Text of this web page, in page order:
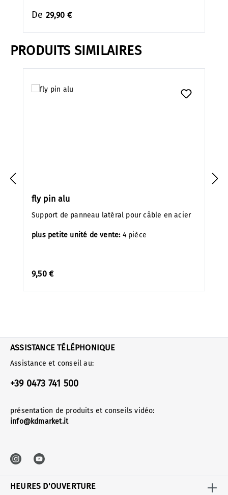
De 29,90 €
PRODUITS SIMILAIRES
fly pin alu
Support de panneau latéral pour câble en acier
plus petite unité de vente: 4 pièce
9,50 €
ASSISTANCE TÉLÉPHONIQUE
Assistance et conseil au:
+39 0473 741 500
présentation de produits et conseils vidéo:
info@kdmarket.it
HEURES D'OUVERTURE